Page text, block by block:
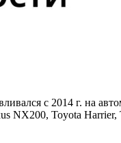
с 2014 г. на
NX200, Toyota